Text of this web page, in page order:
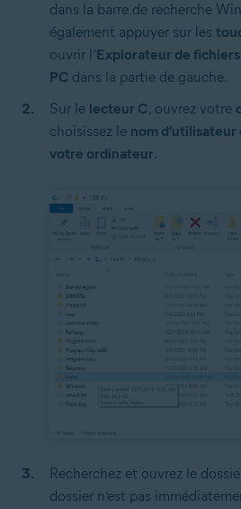
dans la barre de recherche
également appuyer sur les
ouvrir l’Explorateur de fichiers
PC dans la partie de gauche.
Sur le lecteur C, ouvrez votre
choisissez le nom
votre ordinateur.
Recherchez et ouvrez le
dossier n’est pas